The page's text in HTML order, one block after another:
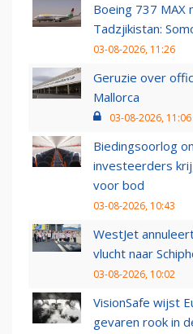
Boeing 737 MAX
Tadzjikistan:
03-08-2026, 11:26
Geruzie over
Mallorca
03-08-2026, 11:06
Biedingsoorlog
investeerders
voor bod
03-08-2026, 10:43
WestJet
vlucht naar
03-08-2026, 10:02
VisionSafe wijst
gevaren rook in